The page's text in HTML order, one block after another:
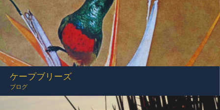
ケープブリーズ
ブログ